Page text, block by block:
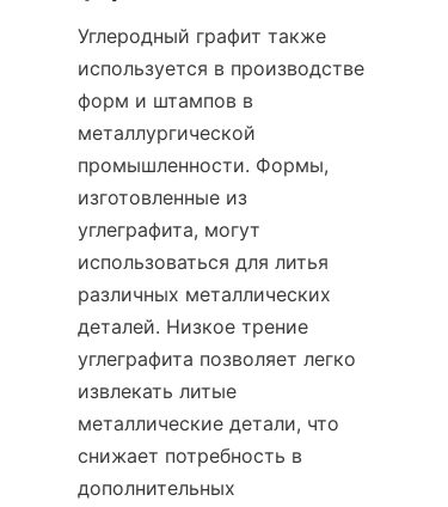
Углеродный графит также
используется в производстве
форм и штампов в
металлургической
промышленности. Формы,
изготовленные из
углеграфита, могут
использоваться для литья
различных металлических
деталей. Низкое трение
углеграфита позволяет легко
извлекать литые
металлические детали, что
снижает потребность в
дополнительных